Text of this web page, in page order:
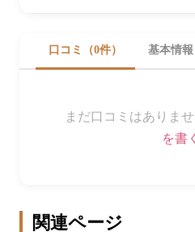
口コミ（0件） 基本情報
まだ口コミはありませ
を書く
関連ページ